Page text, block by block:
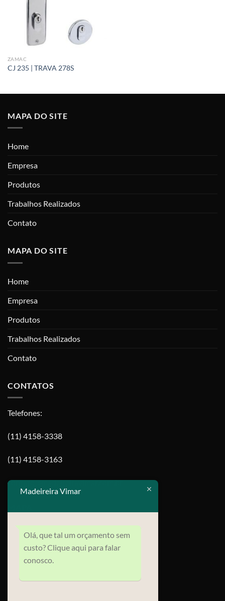
ZAMAC
CJ 235 | TRAVA 278S
MAPA DO SITE
Home
Empresa
Produtos
Trabalhos Realizados
Contato
MAPA DO SITE
Home
Empresa
Produtos
Trabalhos Realizados
Contato
CONTATOS
Telefones:
(11) 4158-3338
(11) 4158-3163
contato@madeireiravimar.com.br
Madeireira Vimar
Olá, que tal um orçamento sem
custo? Clique aqui para falar
conosco.